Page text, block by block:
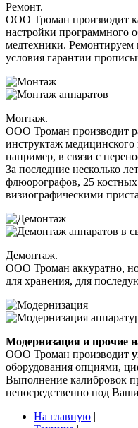
Ремонт.
ООО Троман производит
настройки программного
медтехники. Ремонтируем
условия гарантии
Монтаж.
ООО Троман производит
инструктаж
например, в связи с
За последние несколько
флюорографов, 25 костных
визиографическими
Демонтаж.
ООО Троман аккуратно,
для хранения, для
Модернизация и прочие
ООО Троман производит
оборудования опциями,
Выполнение калибровок
непосредственно под
На главную |